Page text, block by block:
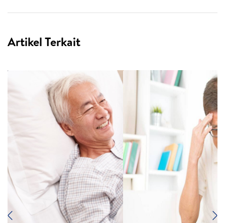
Artikel Terkait
Previous